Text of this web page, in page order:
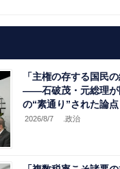
「主権の存する国民
――石破茂・元総理が
の“素通り”された論点
2026/8/7 .政治